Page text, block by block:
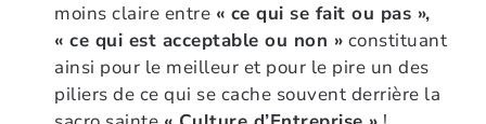
moins claire entre « ce qui se fait ou pas »,
« ce qui est acceptable ou non » constituant
ainsi pour le meilleur et pour le pire un des
piliers de ce qui se cache souvent derrière la